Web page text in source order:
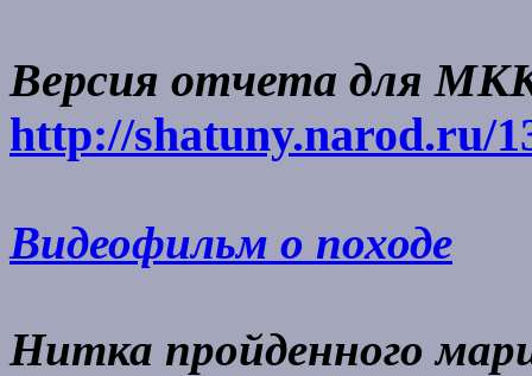
Версия отчета для
http://shatuny.narod.ru/
Видеофильм о походе
Нитка пройденного